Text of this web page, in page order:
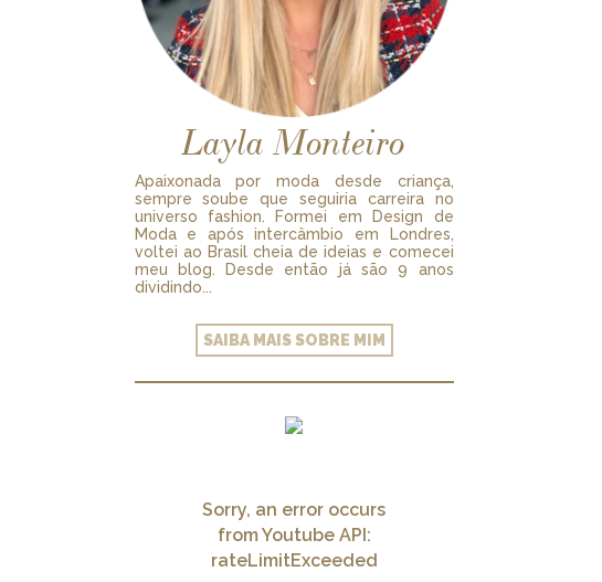
Layla Monteiro
Apaixonada por moda desde criança,
sempre soube que seguiria carreira no
universo fashion. Formei em Design de
Moda e após intercâmbio em Londres,
voltei ao Brasil cheia de ideias e comecei
meu blog. Desde então já são 9 anos
dividindo...
SAIBA MAIS SOBRE MIM
Sorry, an error occurs
from Youtube API:
rateLimitExceeded